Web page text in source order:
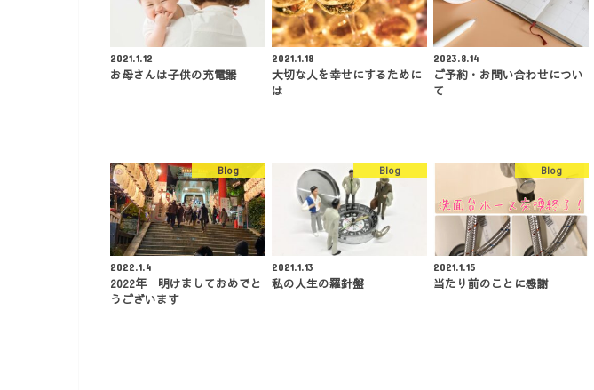
2021.1.12
お母さんは子供の充電器
2021.1.18
大切な人を幸せにするために
は
2023.8.14
ご予約・お問い合わせについ
て
Blog
2022.1.4
2022年 明けましておめでと
うございます
Blog
2021.1.13
私の人生の羅針盤
Blog
2021.1.15
当たり前のことに感謝